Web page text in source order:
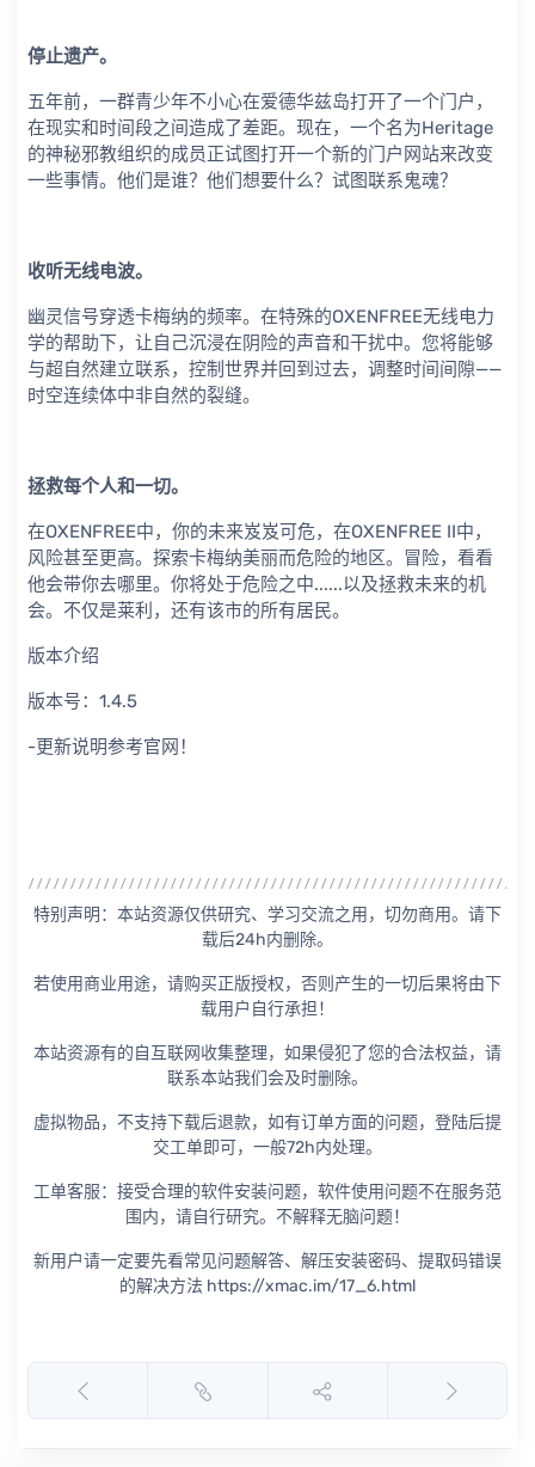
停止遗产。
五年前，一群青少年不小心在爱德华兹岛打开了一个门户，
在现实和时间段之间造成了差距。现在，一个名为Heritage
的神秘邪教组织的成员正试图打开一个新的门户网站来改变
一些事情。他们是谁？他们想要什么？试图联系鬼魂？
收听无线电波。
幽灵信号穿透卡梅纳的频率。在特殊的OXENFREE无线电力
学的帮助下，让自己沉浸在阴险的声音和干扰中。您将能够
与超自然建立联系，控制世界并回到过去，调整时间间隙——
时空连续体中非自然的裂缝。
拯救每个人和一切。
在OXENFREE中，你的未来岌岌可危，在OXENFREE II中，
风险甚至更高。探索卡梅纳美丽而危险的地区。冒险，看看
他会带你去哪里。你将处于危险之中......以及拯救未来的机
会。不仅是莱利，还有该市的所有居民。
版本介绍
版本号：1.4.5
-更新说明参考官网！
特别声明：本站资源仅供研究、学习交流之用，切勿商用。请下
载后24h内删除。
若使用商业用途，请购买正版授权，否则产生的一切后果将由下
载用户自行承担！
本站资源有的自互联网收集整理，如果侵犯了您的合法权益，请
联系本站我们会及时删除。
虚拟物品，不支持下载后退款，如有订单方面的问题，登陆后提
交工单即可，一般72h内处理。
工单客服：接受合理的软件安装问题，软件使用问题不在服务范
围内，请自行研究。不解释无脑问题！
新用户请一定要先看常见问题解答、解压安装密码、提取码错误
的解决方法 https://xmac.im/17_6.html